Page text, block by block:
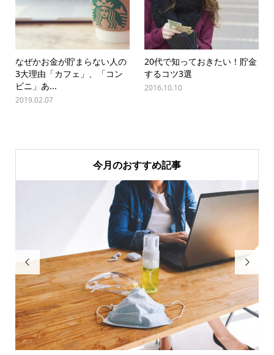
なぜかお金が貯まらない人の
3大理由「カフェ」、「コン
ビニ」あ...
2019.02.07
20代で知っておきたい！貯金
するコツ3選
2016.10.10
今月のおすすめ記事
 